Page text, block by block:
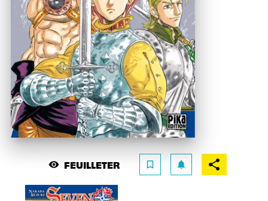
visibility FEUILLETER bookmark_border notifications